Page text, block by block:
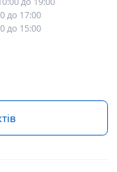
до 17:00
до 15:00